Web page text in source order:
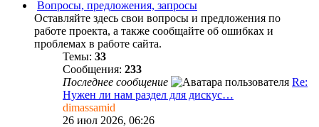
Вопросы, предложения, запросы
Оставляйте здесь свои вопросы и предложения по
работе проекта, а также сообщайте об ошибках и
проблемах в работе сайта.
Темы: 33
Сообщения: 233
Последнее сообщение
Re:
Нужен ли нам раздел для дискус…
dimassamid
26 июл 2026, 06:26